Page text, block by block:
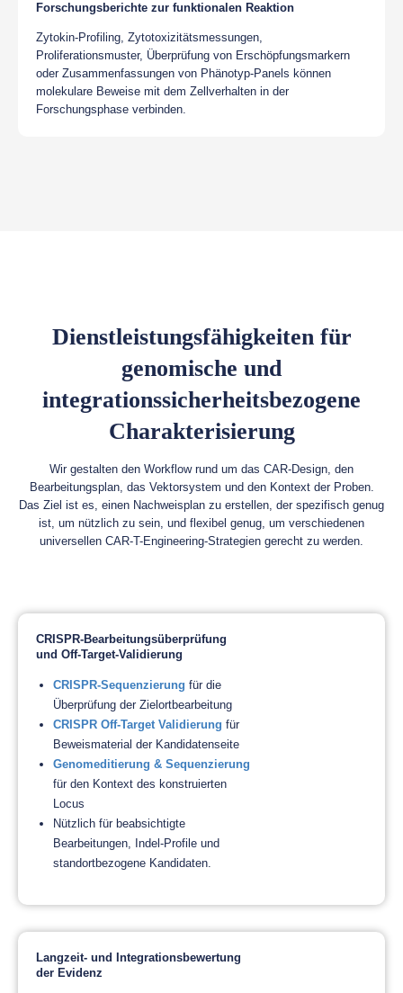
Forschungsberichte zur funktionalen Reaktion
Zytokin-Profiling, Zytotoxizitätsmessungen,
Proliferationsmuster, Überprüfung von Erschöpfungsmarkern
oder Zusammenfassungen von Phänotyp-Panels können
molekulare Beweise mit dem Zellverhalten in der
Forschungsphase verbinden.
Dienstleistungsfähigkeiten für
genomische und
integrationssicherheitsbezogene
Charakterisierung
Wir gestalten den Workflow rund um das CAR-Design, den
Bearbeitungsplan, das Vektorsystem und den Kontext der Proben.
Das Ziel ist es, einen Nachweisplan zu erstellen, der spezifisch genug
ist, um nützlich zu sein, und flexibel genug, um verschiedenen
universellen CAR-T-Engineering-Strategien gerecht zu werden.
CRISPR-Bearbeitungsüberprüfung
und Off-Target-Validierung
CRISPR-Sequenzierung für die
Überprüfung der Zielortbearbeitung
CRISPR Off-Target Validierung für
Beweismaterial der Kandidatenseite
Genomeditierung & Sequenzierung
für den Kontext des konstruierten
Locus
Nützlich für beabsichtigte
Bearbeitungen, Indel-Profile und
standortbezogene Kandidaten.
Langzeit- und Integrationsbewertung
der Evidenz